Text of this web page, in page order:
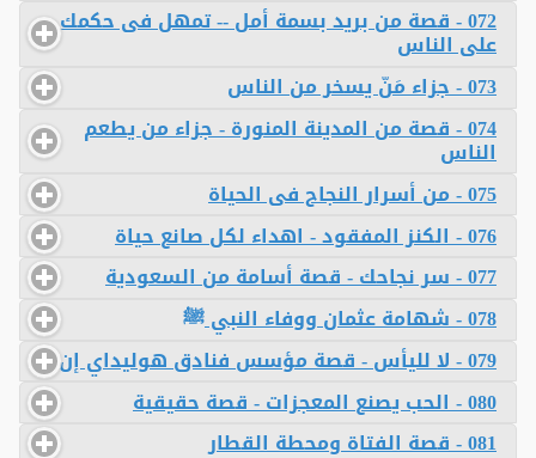
072 - قصة من بريد بسمة أمل -- تمهل فى حكمك
على الناس
073 - جزاء مَنّ يسخر من الناس
074 - قصة من المدينة المنورة - جزاء من يطعم
الناس
075 - من أسرار النجاح فى الحياة
076 - الكنز المفقود - اهداء لكل صانع حياة
077 - سر نجاحك - قصة أسامة من السعودية
078 - شهامة عثمان ووفاء النبي ﷺ
079 - لا لليأس - قصة مؤسس فنادق هوليداي إن
080 - الحب يصنع المعجزات - قصة حقيقية
081 - قصة الفتاة ومحطة القطار